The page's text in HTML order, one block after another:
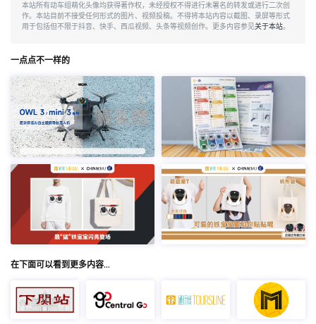
本站所有动车组萌化头像均获得著作权，未经授权不得进行未署名的转发或进行二次创
作。本站目前不接受任何形式的图片、视频投稿。不得将本站内容以截图、录屏等形式
用于包括但不限于抖音、快手、西瓜视频、头条等视频创作。更多内容参见关于本站。
一点点不一样的
在下面可以看到更多内容…